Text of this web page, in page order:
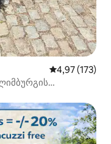
საშუალო
4,97 (173)